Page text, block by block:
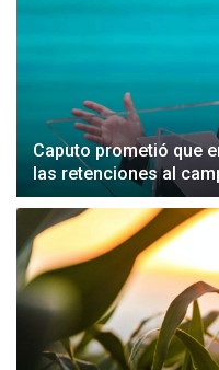
Caputo prometió que
las retenciones al